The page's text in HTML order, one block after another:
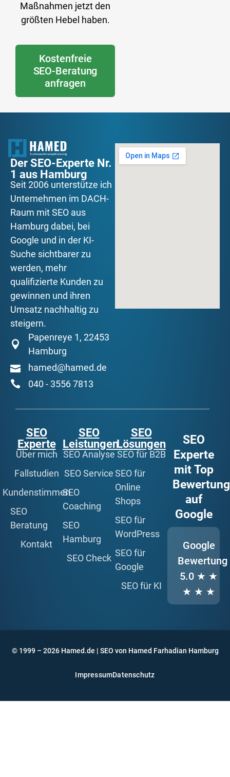
Maßnahmen jetzt den
größten Hebel haben.
Kostenfreie
SEO-Beratung
anfragen
Der SEO-Experte Nr.
1 aus Hamburg
Seit 2006 unterstütze ich
Unternehmen im DACH-
Raum mit SEO aus
Hamburg dabei, bei
Google und in der KI-
Suche sichtbarer zu
werden, mehr
qualifizierte Kunden zu
gewinnen und ihren
Umsatz nachhaltig zu
steigern.
Papenreye 1, 22453
Hamburg
hamed@hamed.de
040 - 3556 7813
SEO
Experte
Über mich
Fallstudien
Kundenstimmen
SEO
Beratung
Kontakt
SEO
Leistungen
SEO Analyse
SEO Service
SEO
Coaching
SEO
Hamburg
SEO Check
SEO
Lösungen
SEO für B2B
SEO für
Online
Shops
SEO für
WordPress
SEO für
Google
SEO für KI
SEO
Experte
mit Top
auf
Google
Google
Bewertung
5.0 ★ ★
★ ★ ★
© 1999 – 2026 Hamed.de | SEO von Hamed Farhadian Hamburg
ImpressumDatenschutz